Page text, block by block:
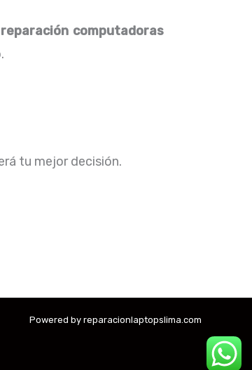
reparación computadoras
tu mejor decisión.
Powered by reparacionlaptopslima.com